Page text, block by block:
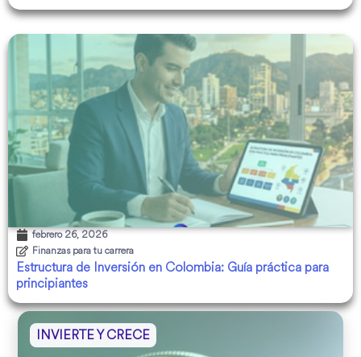
febrero 26, 2026
Finanzas para tu carrera
Estructura de Inversión en Colombia: Guía práctica para
principiantes
INVIERTE Y CRECE